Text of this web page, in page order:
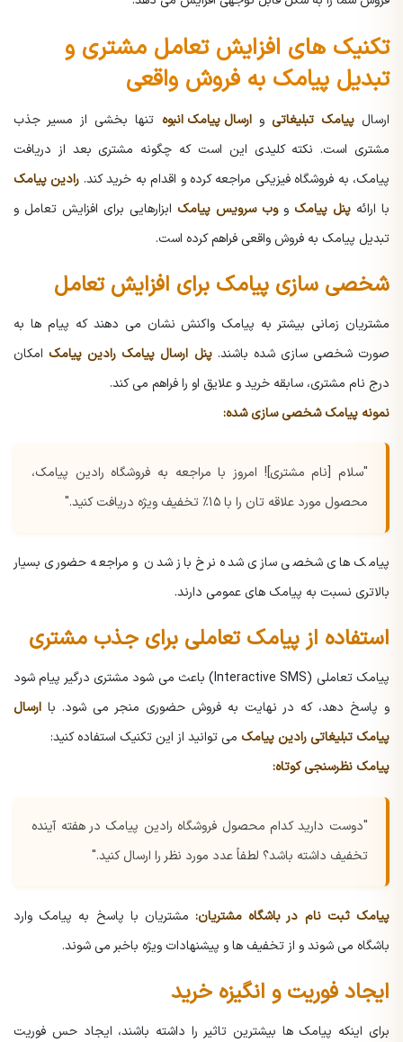
تکنیک های افزایش تعامل مشتری و
تبدیل پیامک به فروش واقعی
ارسالپیامک تبلیغاتی وارسال پیامک انبوه تنها بخشی از مسیر جذب
مشتری است. نکته کلیدی این است که چگونه مشتری بعد از دریافت
پیامک، به فروشگاه فیزیکی مراجعه کرده و اقدام به خرید کند. رادین پیامک
با ارائه پنل پیامک ووب سرویس پیامک ابزارهایی برای افزایش تعامل و
تبدیل پیامک به فروش واقعی فراهم کرده است.
شخصی سازی پیامک برای افزایش تعامل
مشتریان زمانی بیشتر به پیامک واکنش نشان می دهند که پیام ها به
صورت شخصی سازی شده باشند.پنل ارسال پیامک رادین پیامک امکان
درج نام مشتری، سابقه خرید و علایق او را فراهم می کند.
نمونه پیامک شخصی سازی شده:
"سلام [نام مشتری]! امروز با مراجعه به فروشگاه رادین پیامک،
محصول مورد علاقه تان را با ۱۵٪ تخفیف ویژه دریافت کنید."
پیامک های شخصی سازی شده نرخ باز شدن و مراجعه حضوری بسیار
بالاتری نسبت به پیامک های عمومی دارند.
استفاده از پیامک تعاملی برای جذب مشتری
پیامک تعاملی (Interactive SMS) باعث می شود مشتری درگیر پیام شود
و پاسخ دهد، که در نهایت به فروش حضوری منجر می شود. با ارسال
پیامک تبلیغاتی رادین پیامک می توانید از این تکنیک استفاده کنید:
پیامک نظرسنجی کوتاه:
"دوست دارید کدام محصول فروشگاه رادین پیامک در هفته آینده
تخفیف داشته باشد؟ لطفاً عدد مورد نظر را ارسال کنید."
پیامک ثبت نام در باشگاه مشتریان:مشتریان با پاسخ به پیامک وارد
باشگاه می شوند و از تخفیف ها و پیشنهادات ویژه باخبر می شوند.
ایجاد فوریت و انگیزه خرید
برای اینکه پیامک ها بیشترین تاثیر را داشته باشند، ایجاد حس فوریت